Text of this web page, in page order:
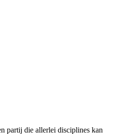
partij die allerlei disciplines kan